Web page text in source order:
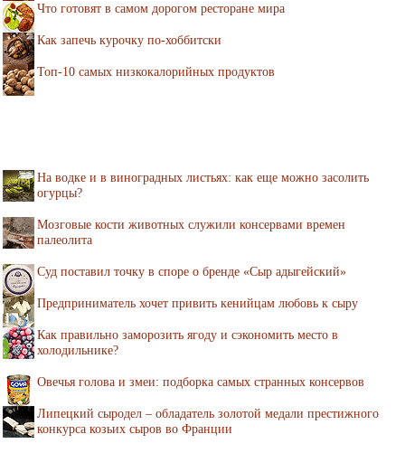
Что готовят в самом дорогом ресторане мира
Как запечь курочку по-хоббитски
Топ-10 самых низкокалорийных продуктов
На водке и в виноградных листьях: как еще можно засолить
огурцы?
Мозговые кости животных служили консервами времен
палеолита
Суд поставил точку в споре о бренде «Сыр адыгейский»
Предприниматель хочет привить кенийцам любовь к сыру
Как правильно заморозить ягоду и сэкономить место в
холодильнике?
Овечья голова и змеи: подборка самых странных консервов
Липецкий сыродел – обладатель золотой медали престижного
конкурса козьих сыров во Франции